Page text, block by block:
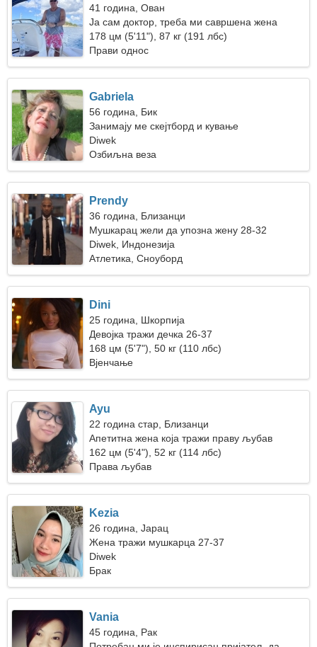
41 година, Ован
Ја сам доктор, треба ми савршена жена
178 цм (5'11"), 87 кг (191 лбс)
Прави однос
Gabriela
56 година, Бик
Занимају ме скејтборд и кување
Diwek
Озбиљна веза
Prendy
36 година, Близанци
Мушкарац жели да упозна жену 28-32
Diwek, Индонезија
Атлетика, Сноуборд
Dini
25 година, Шкорпија
Девојка тражи дечка 26-37
168 цм (5'7"), 50 кг (110 лбс)
Вјенчање
Ayu
22 година стар, Близанци
Апетитна жена која тражи праву љубав
162 цм (5'4"), 52 кг (114 лбс)
Права љубав
Kezia
26 година, Јарац
Жена тражи мушкарца 27-37
Diwek
Брак
Vania
45 година, Рак